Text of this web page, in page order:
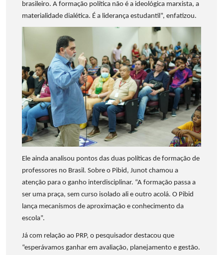
brasileiro. A formação política não é a ideológica marxista, a
materialidade dialética. É a liderança estudantil”, enfatizou.
Ele ainda analisou pontos das duas políticas de formação de
professores no Brasil. Sobre o Pibid, Junot chamou a
atenção para o ganho interdisciplinar. “A formação passa a
ser uma praça, sem curso isolado ali e outro acolá. O Pibid
lança mecanismos de aproximação e conhecimento da
escola”.
Já com relação ao PRP, o pesquisador destacou que
“esperávamos ganhar em avaliação, planejamento e gestão.